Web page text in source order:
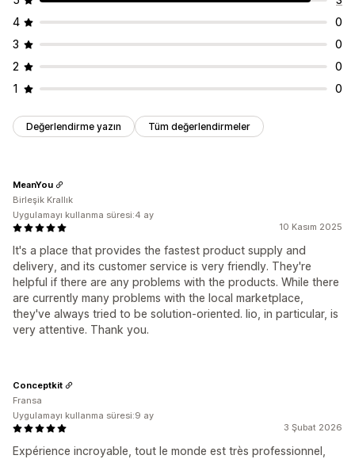
4
0
3
0
2
0
1
0
Değerlendirme yazın Tüm değerlendirmeler
10 Kasım 2025
It's a place that provides the fastest product supply and
delivery, and its customer service is very friendly. They're
helpful if there are any problems with the products. While there
are currently many problems with the local marketplace,
they've always tried to be solution-oriented. Iio, in particular, is
very attentive. Thank you.
MeanYou
Birleşik Krallık
Uygulamayı kullanma süresi:4 ay
3 Şubat 2026
Expérience incroyable, tout le monde est très professionnel,
Conceptkit
Fransa
Uygulamayı kullanma süresi:9 ay